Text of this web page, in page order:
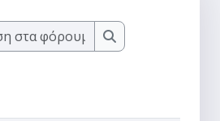
Αναζήτηση στα
Αναζήτηση στα